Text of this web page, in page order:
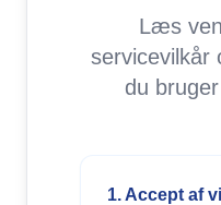
Læs
servicevilkår
du
1. Accept af